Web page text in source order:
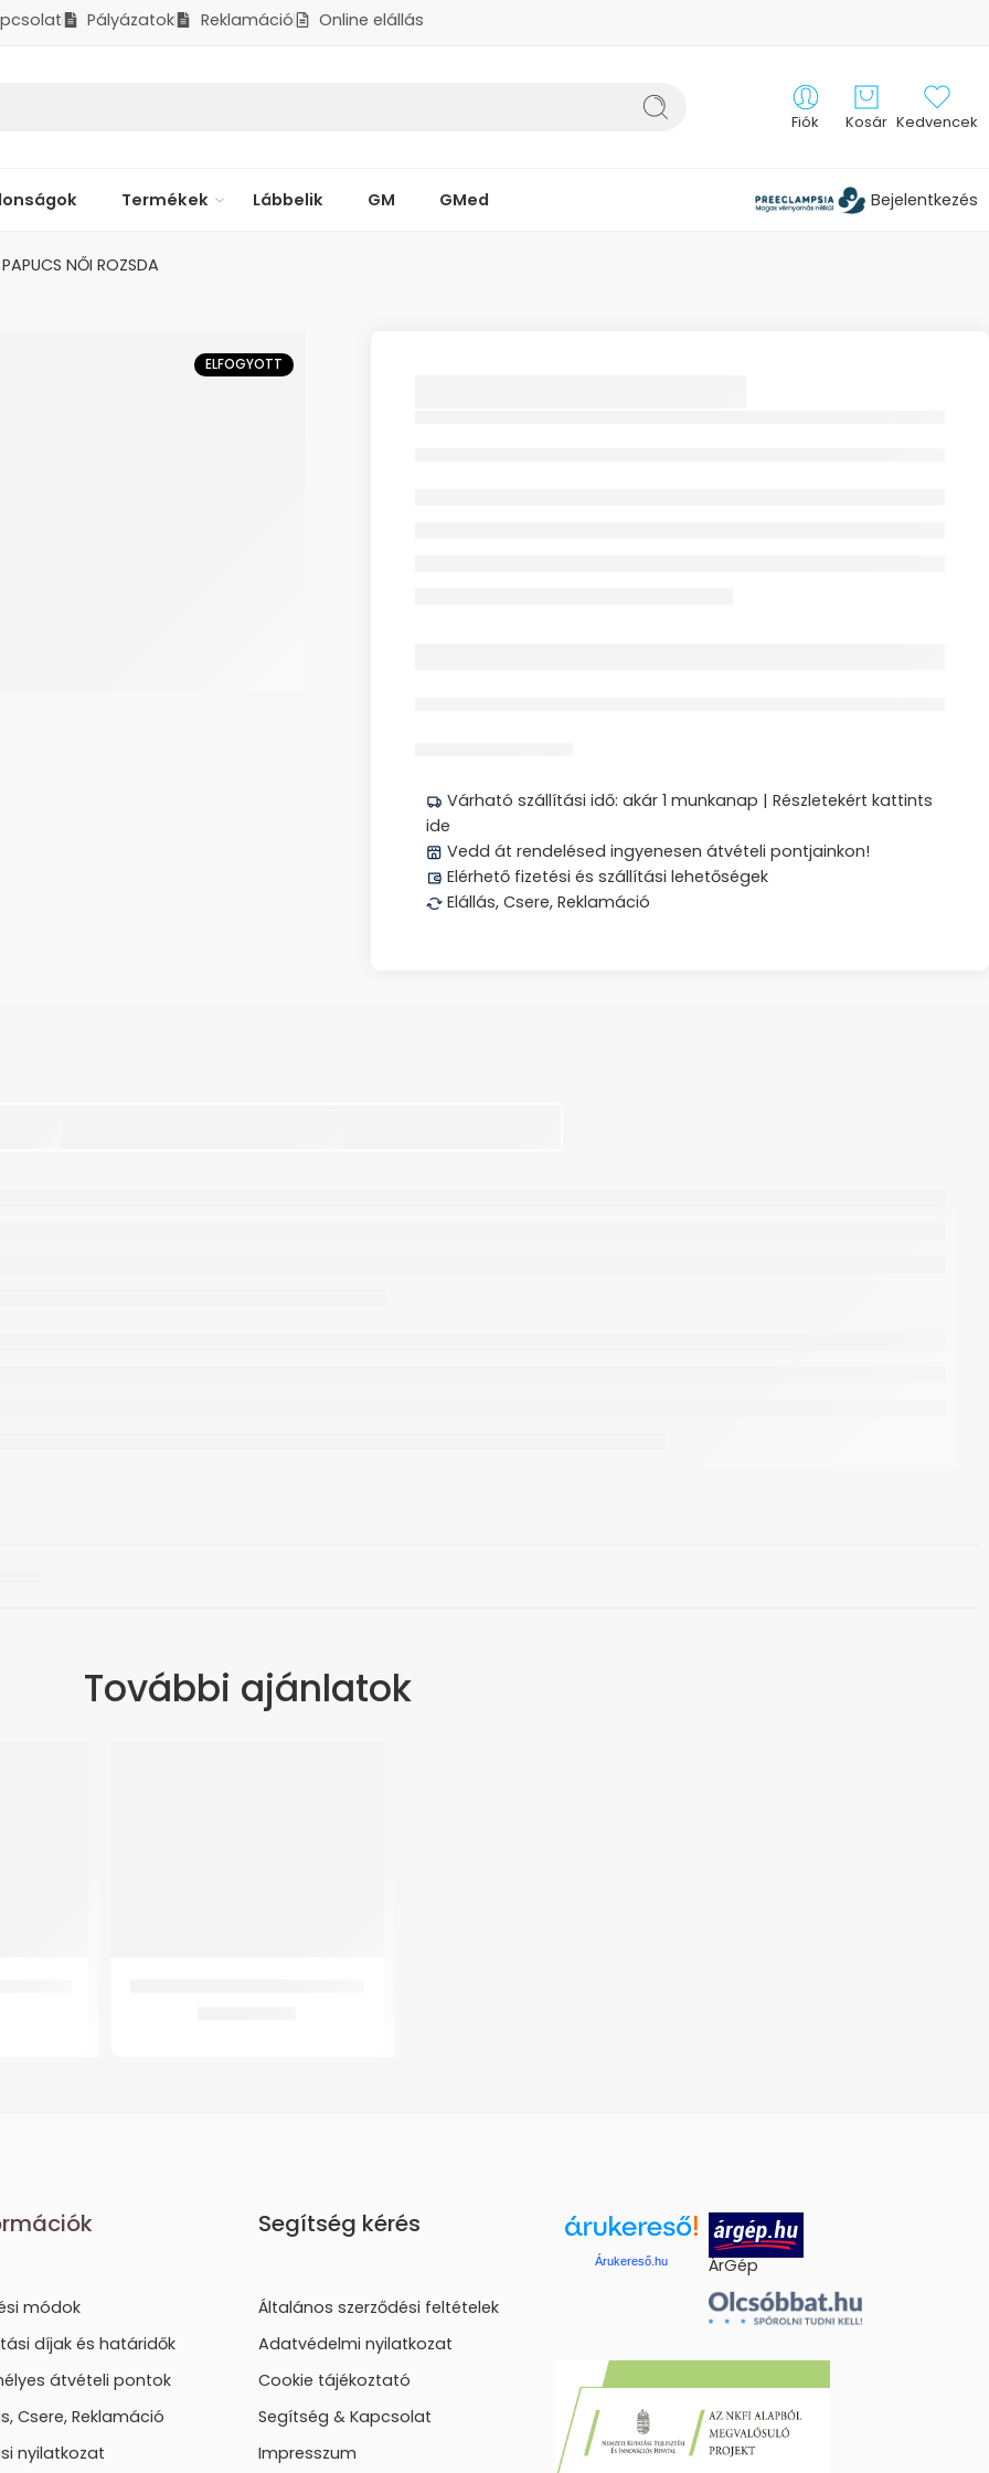
Pályázatok Reklamáció Online elállás
Fiók Kosár Kedvencek
Termékek Lábbelik GM GMed Bejelentkezés
NŐI ROZSDA
ELFOGYOTT
Várható szállítási idő: akár 1 munkanap | Részletekért kattints
ide
Vedd át rendelésed ingyenesen átvételi pontjainkon!
Elérhető fizetési és szállítási lehetőségek
Elállás, Csere, Reklamáció
További ajánlatok
módok
díjak és határidők
átvételi pontok
Csere, Reklamáció
nyilatkozat
Segítség kérés
Általános szerződési feltételek
Adatvédelmi nyilatkozat
Cookie tájékoztató
Segítség & Kapcsolat
Impresszum
Árukereső.hu ÁrGép